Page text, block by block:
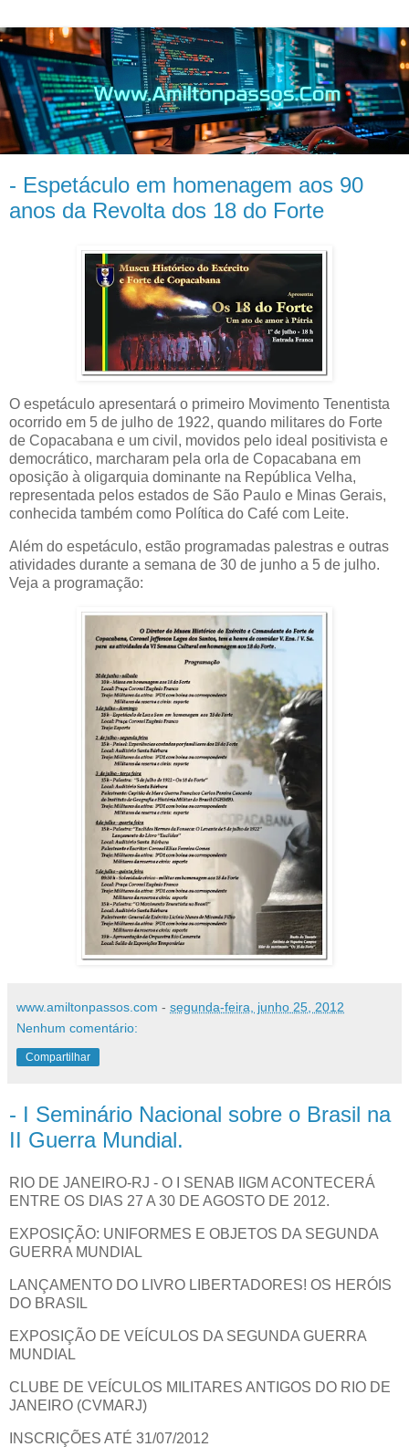
- Espetáculo em homenagem aos 90
anos da Revolta dos 18 do Forte
O espetáculo apresentará o primeiro Movimento Tenentista
ocorrido em 5 de julho de 1922, quando militares do Forte
de Copacabana e um civil, movidos pelo ideal positivista e
democrático, marcharam pela orla de Copacabana em
oposição à oligarquia dominante na República Velha,
representada pelos estados de São Paulo e Minas Gerais,
conhecida também como Política do Café com Leite.
Além do espetáculo, estão programadas palestras e outras
atividades durante a semana de 30 de junho a 5 de julho.
Veja a programação:
www.amiltonpassos.com - segunda-feira, junho 25, 2012
Nenhum comentário:
Compartilhar
- I Seminário Nacional sobre o Brasil na
II Guerra Mundial.
RIO DE JANEIRO-RJ - O I SENAB IIGM ACONTECERÁ
ENTRE OS DIAS 27 A 30 DE AGOSTO DE 2012.
EXPOSIÇÃO: UNIFORMES E OBJETOS DA SEGUNDA
GUERRA MUNDIAL
LANÇAMENTO DO LIVRO LIBERTADORES! OS HERÓIS
DO BRASIL
EXPOSIÇÃO DE VEÍCULOS DA SEGUNDA GUERRA
MUNDIAL
CLUBE DE VEÍCULOS MILITARES ANTIGOS DO RIO DE
JANEIRO (CVMARJ)
INSCRIÇÕES ATÉ 31/07/2012